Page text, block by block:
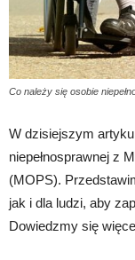
Co należy się osobie
W dzisiejszym
niepełnosprawnej z
(MOPS).
jak i dla ludzi, aby
Dowiedzmy się